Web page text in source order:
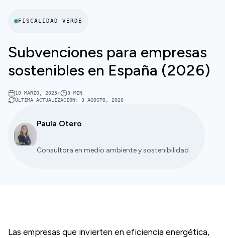
FISCALIDAD VERDE
Subvenciones para empresas
sostenibles en España (2026)
10 MARZO, 2025• 3 MIN
ÚLTIMA ACTUALIZACIÓN: 3 AGOSTO, 2026
Paula Otero
Consultora en medio ambiente y sostenibilidad
Las empresas que invierten en eficiencia energética,